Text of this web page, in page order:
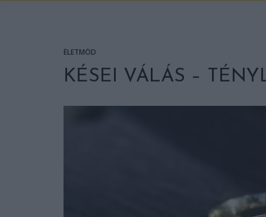
ÉLETMÓD
KÉSEI VÁLÁS –